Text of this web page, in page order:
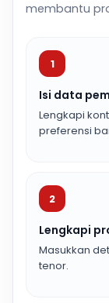
membantu
1
Isi data
Lengkapi
preferensi
2
Lengkapi
Masukkan
tenor.